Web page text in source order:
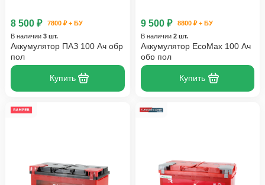
8 500 ₽
7800 ₽ + БУ
В наличии 3 шт.
Аккумулятор ПАЗ 100 Ач обр
пол
Купить
9 500 ₽
8800 ₽ + БУ
В наличии 2 шт.
Аккумулятор EcoMax 100 Ач
обр пол
Купить